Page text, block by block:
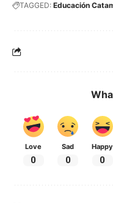
TAGGED: Educación
Love
0
Sad
0
Happy
0